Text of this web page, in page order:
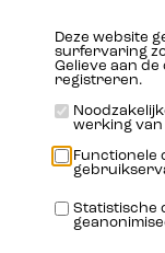
12X1L 4X4L 4X5L
SAE
Deze website
surfervaring
Gelieve aan
registreren.
werking van
Functionele
Statistische